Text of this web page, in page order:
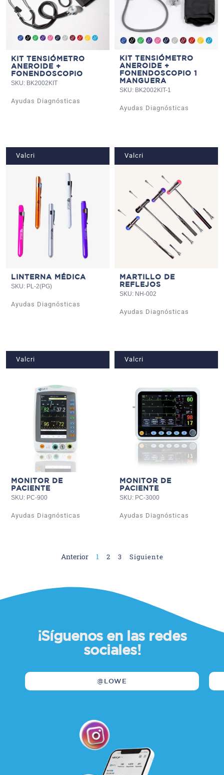
KIT TENSIÓMETRO
ANEROIDE +
FONENDOSCOPIO
SKU: BK2002KIT
Ayudas Diagnósticas
KIT TENSIÓMETRO
ANEROIDE +
FONENDOSCOPIO 1
MANGUERA
SKU: BK2002KIT-1
Ayudas Diagnósticas
Valcri
LINTERNA MÉDICA
SKU: PL-2(PG)
Ayudas Diagnósticas
Valcri
MARTILLO DE
REFLEJOS
SKU: NH-002
Ayudas Diagnósticas
Valcri
MONITOR DE
PACIENTE
SKU: PC-900
Ayudas Diagnósticas
Valcri
MONITOR DE
PACIENTE
SKU: PC-3000
Ayudas Diagnósticas
Anterior 1 2 3 Siguiente
¡Síguenos en las redes
sociales!
@LOWE